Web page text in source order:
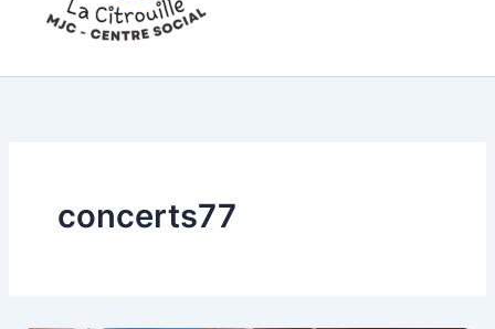
concerts77